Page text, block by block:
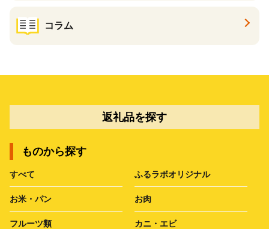
コラム
返礼品を探す
ものから探す
すべて ふるラボオリジナル
お米・パン お肉
フルーツ類 カニ・エビ